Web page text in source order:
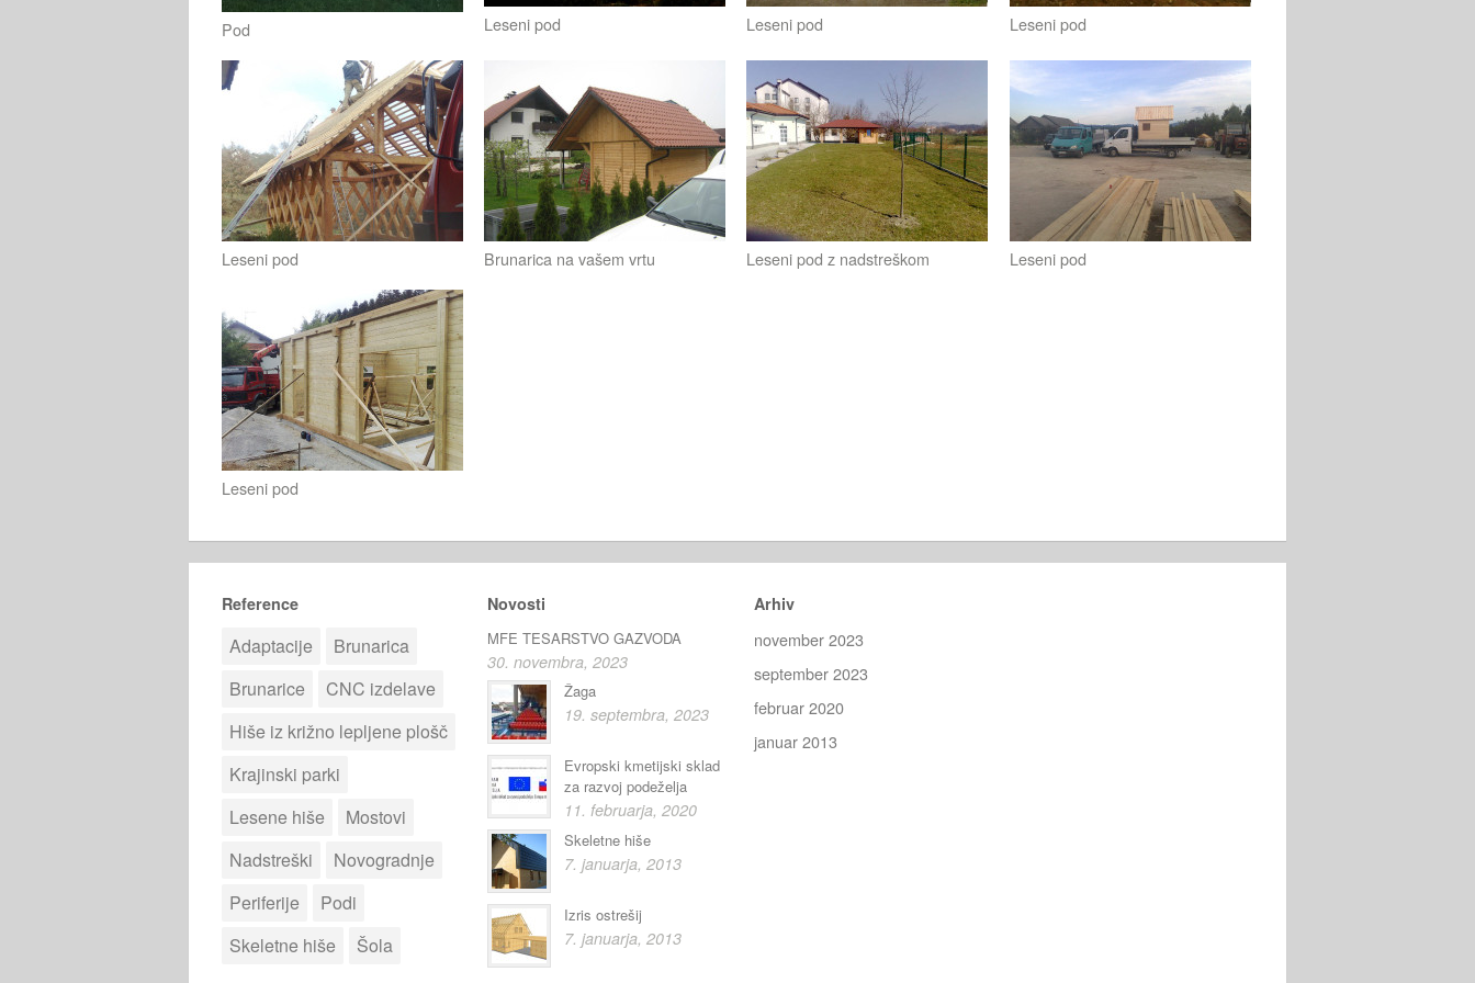
Pod Leseni pod Leseni pod Leseni pod
Leseni pod Brunarica na vašem vrtu Leseni pod z nadstreškom Leseni pod
Leseni pod
Reference
Adaptacije
Brunarica
Brunarice
CNC izdelave
Hiše iz križno lepljene plošč
Krajinski parki
Lesene hiše
Mostovi
Nadstreški
Novogradnje
Periferije
Podi
Skeletne hiše
Šola
Novosti
MFE TESARSTVO GAZVODA
30. novembra, 2023
Žaga
19. septembra, 2023
Evropski kmetijski sklad
za razvoj podeželja
11. februarja, 2020
Skeletne hiše
7. januarja, 2013
Izris ostrešij
7. januarja, 2013
Arhiv
november 2023
september 2023
februar 2020
januar 2013